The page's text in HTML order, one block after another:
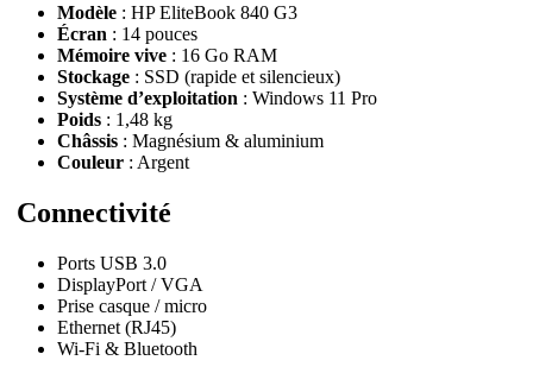
Modèle : HP EliteBook 840 G3
Écran : 14 pouces
Mémoire vive : 16 Go RAM
Stockage : SSD (rapide et silencieux)
Système d’exploitation : Windows 11 Pro
Poids : 1,48 kg
Châssis : Magnésium & aluminium
Couleur : Argent
Connectivité
Ports USB 3.0
DisplayPort / VGA
Prise casque / micro
Ethernet (RJ45)
Wi-Fi & Bluetooth